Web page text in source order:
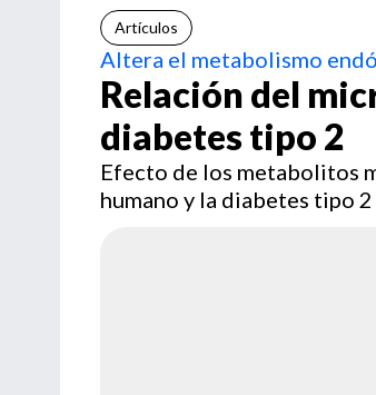
Artículos
Altera el metabolismo
Relación del
diabetes tipo 2
Efecto de los metabolitos
humano y la diabetes tipo 2